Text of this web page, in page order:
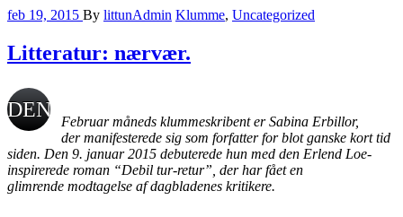
feb 19, 2015 By littunAdmin Klumme, Uncategorized
Litteratur: nærvær.
DEN
FORTÆLLING,
HVOR
Februar måneds klummeskribent er Sabina Erbillor,
der manifesterede sig som forfatter for blot ganske kort tid
siden. Den 9. januar 2015 debuterede hun med den Erlend Loe-
inspirerede roman “Debil tur-retur”, der har fået en
glimrende modtagelse af dagbladenes kritikere.